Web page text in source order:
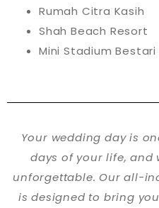
Rumah Citra Kasih
Shah Beach Resort
Mini Stadium Bestari
Your wedding day is
days of your life, and
unforgettable. Our all-
is designed to bring